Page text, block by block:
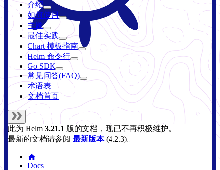
介绍
如何使用
主题
最佳实践
Chart 模板指南
Helm 命令行
Go SDK
常见问答(FAQ)
术语表
文档首页
此为 Helm 3.21.1 版的文档，现已不再积极维护。
最新的文档请参阅 最新版本(4.2.3)。
Docs